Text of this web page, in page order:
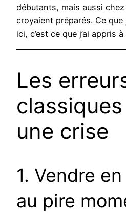
débutants, mais aussi
croyaient préparés. Ce
ici, c’est ce que j’ai appris
Les
une crise
1. Vendre
au pire